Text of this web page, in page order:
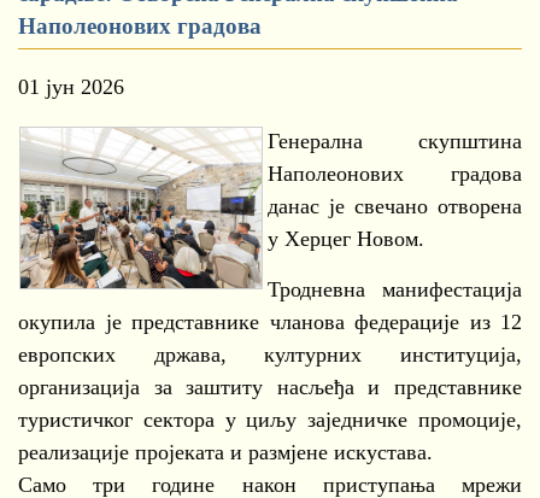
Наполеонових градова
01 јун 2026
Генерална скупштина
Наполеонових градова
данас је свечано отворена
у Херцег Новом.
Тродневна манифестација
окупила је представнике чланова федерације из 12
европских држава, културних институција,
организација за заштиту насљеђа и представнике
туристичког сектора у циљу заједничке промоције,
реализације пројеката и размјене искустава.
Само три године након приступања мрежи